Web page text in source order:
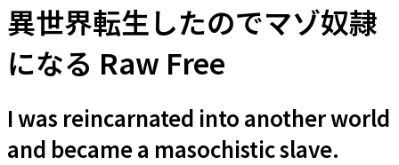
異世界転生したのでマゾ奴隷
になる Raw Free
I was reincarnated into another world
and became a masochistic slave.